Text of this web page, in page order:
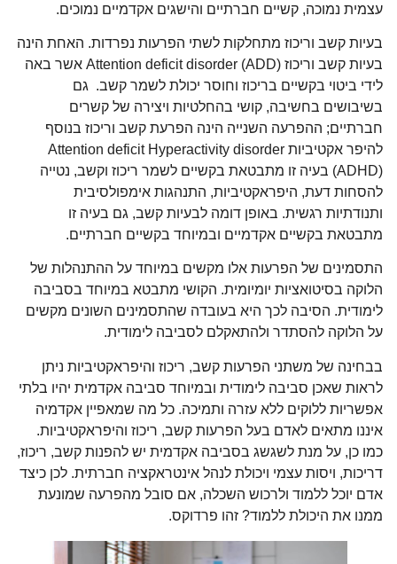
עצמית נמוכה, קשיים חברתיים והישגים אקדמיים נמוכים.
בעיות קשב וריכוז מתחלקות לשתי הפרעות נפרדות. האחת הינה
בעיות קשב וריכוז Attention deficit disorder (ADD) אשר באה
לידי ביטוי בקשיים בריכוז וחוסר יכולת לשמר קשב. גם
בשיבושים בחשיבה, קושי בהחלטיות ויצירה של קשרים
חברתיים; ההפרעה השנייה הינה הפרעת קשב וריכוז בנוסף
להיפר אקטיביות Attention deficit Hyperactivity disorder
(ADHD) בעיה זו מתבטאת בקשיים לשמר ריכוז וקשב, נטייה
להסחות דעת, היפראקטיביות, התנהגות אימפולסיבית
ותנודתיות רגשית. באופן דומה לבעיות קשב, גם בעיה זו
מתבטאת בקשיים אקדמיים ובמיוחד בקשיים חברתיים.
התסמינים של הפרעות אלו מקשים במיוחד על ההתנהלות של
הלוקה בסיטואציות יומיומית. הקושי מתבטא במיוחד בסביבה
לימודית. הסיבה לכך היא בעובדה שהתסמינים השונים מקשים
על הלוקה להסתדר ולהתאקלם לסביבה לימודית.
בבחינה של משתני הפרעות קשב, ריכוז והיפראקטיביות ניתן
לראות שאכן סביבה לימודית ובמיוחד סביבה אקדמית יהיו בלתי
אפשריות ללוקים ללא עזרה ותמיכה. כל מה שמאפיין אקדמיה
איננו מתאים לאדם בעל הפרעות קשב, ריכוז והיפראקטיביות.
כמו כן, על מנת לשגשג בסביבה אקדמית יש להפנות קשב, ריכוז,
דריכות, ויסות עצמי ויכולת לנהל אינטראקציה חברתית. לכן כיצד
אדם יוכל ללמוד ולרכוש השכלה, אם סובל מהפרעה שמונעת
ממנו את היכולת ללמוד? זהו פרדוקס.